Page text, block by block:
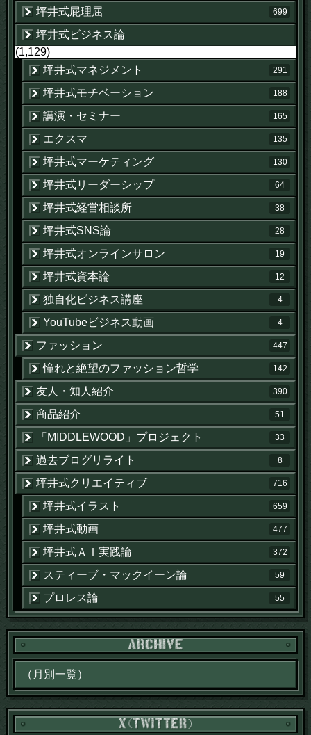
坪井式屁理屈
699
坪井式ビジネス論
(1,129)
坪井式マネジメント
291
坪井式モチベーション 188
講演・セミナー 165
エクスマ 135
坪井式マーケティング 130
坪井式リーダーシップ 64
坪井式経営相談所 38
坪井式SNS論 28
坪井式オンラインサロン 19
坪井式資本論 12
独自化ビジネス講座 4
YouTubeビジネス動画 4
ファッション 447
憧れと絶望のファッション哲学 142
友人・知人紹介 390
商品紹介 51
「MIDDLEWOOD」プロジェクト 33
過去ブログリライト 8
坪井式クリエイティブ 716
坪井式イラスト 659
坪井式動画 477
坪井式ＡＩ実践論 372
スティーブ・マックイーン論 59
プロレス論 55